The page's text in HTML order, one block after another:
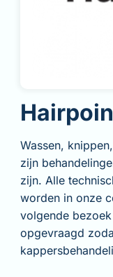
Wassen,
zijn
zijn. Alle
worden in onze
volgende
opgevraagd